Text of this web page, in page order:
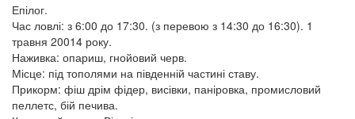
Епілог.
Час ловлі: з 6:00 до 17:30. (з перевою з 14:30 до 16:30). 1
травня 20014 року.
Наживка: опариш, гнойовий черв.
Місце: під тополями на південній частині ставу.
Прикорм: фіш дрім фідер, висівки, паніровка, промисловий
пеллетс, бій печива.